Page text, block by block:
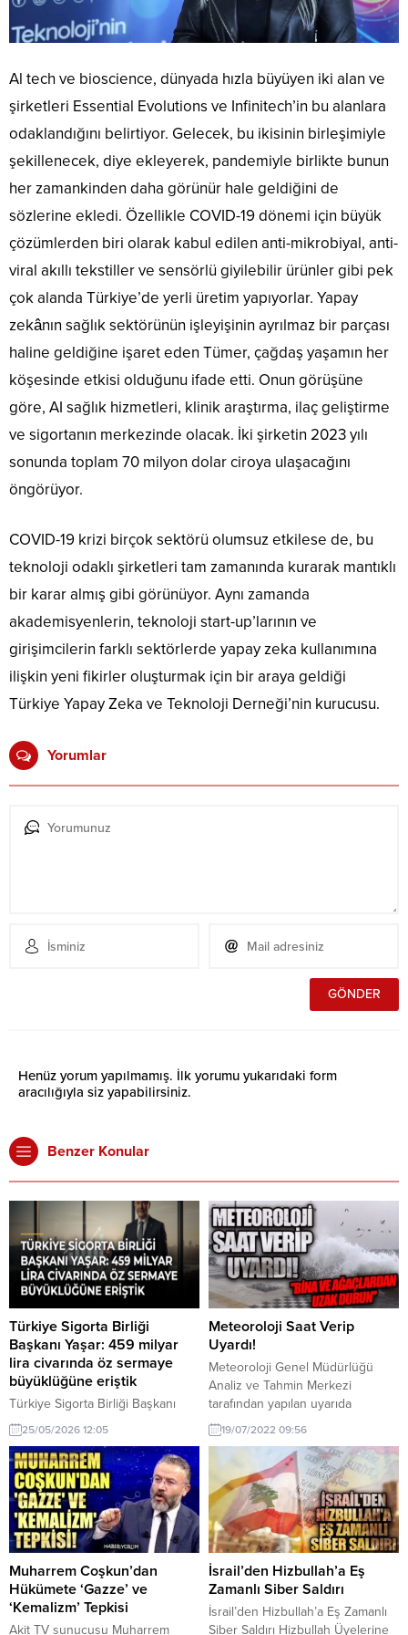
Al tech ve bioscience, dünyada hızla büyüyen iki alan ve
şirketleri Essential Evolutions ve Infinitech’in bu alanlara
odaklandığını belirtiyor. Gelecek, bu ikisinin birleşimiyle
şekillenecek, diye ekleyerek, pandemiyle birlikte bunun
her zamankinden daha görünür hale geldiğini de
sözlerine ekledi. Özellikle COVID-19 dönemi için büyük
çözümlerden biri olarak kabul edilen anti-mikrobiyal, anti-
viral akıllı tekstiller ve sensörlü giyilebilir ürünler gibi pek
çok alanda Türkiye’de yerli üretim yapıyorlar. Yapay
zekânın sağlık sektörünün işleyişinin ayrılmaz bir parçası
haline geldiğine işaret eden Tümer, çağdaş yaşamın her
köşesinde etkisi olduğunu ifade etti. Onun görüşüne
göre, AI sağlık hizmetleri, klinik araştırma, ilaç geliştirme
ve sigortanın merkezinde olacak. İki şirketin 2023 yılı
sonunda toplam 70 milyon dolar ciroya ulaşacağını
öngörüyor.
COVID-19 krizi birçok sektörü olumsuz etkilese de, bu
teknoloji odaklı şirketleri tam zamanında kurarak mantıklı
bir karar almış gibi görünüyor. Aynı zamanda
akademisyenlerin, teknoloji start-up’larının ve
girişimcilerin farklı sektörlerde yapay zeka kullanımına
ilişkin yeni fikirler oluşturmak için bir araya geldiği
Türkiye Yapay Zeka ve Teknoloji Derneği’nin kurucusu.
Yorumlar
Henüz yorum yapılmamış. İlk yorumu yukarıdaki form
aracılığıyla siz yapabilirsiniz.
Benzer Konular
Türkiye Sigorta Birliği
Başkanı Yaşar: 459 milyar
lira civarında öz sermaye
büyüklüğüne eriştik
Türkiye Sigorta Birliği Başkanı
Yaşar: 459 milyar lira civarında öz
sermaye büyüklüğüne eriştik
hakkında son gelişmeler. Türkiye
Sigorta Birliği Başkanı Yaşar, 459
milyar lira civarında öz sermaye
büyüklüğüne eriştiklerini açıkladı.
Bu durum sektör için önemli bir
gelişme.
25/05/2026 12:05
Meteoroloji Saat Verip
Uyardı!
Meteoroloji Genel Müdürlüğü
Analiz ve Tahmin Merkezi
tarafından yapılan uyarıda
Tekirdağ ve Edirne’de rüzgârın 75
kilometre hıza ulaşarak fırtına
şeklinde eseceği belirtildi.
Meteoroloji Genel Müdürlüğü
yaptığı açıklamada; Rüzgârın 19
ve 20 Temmuz tarihlerinde
Tekirdağ, Edirne, Çanakkale,
Balıkesir, Manisa ve İzmir’de
kuzey ve kuzeydoğu yönlerden
kuvvetli ve kısa süreli fırtına
şeklinde...
19/07/2022 09:56
Muharrem Coşkun’dan
Hükümete ‘Gazze’ ve
‘Kemalizm’ Tepkisi
Akit TV sunucusu Muharrem
İsrail’den Hizbullah’a Eş
Zamanlı Siber Saldırı
İsrail’den Hizbullah’a Eş Zamanlı
Siber Saldırı Hizbullah Üyelerine